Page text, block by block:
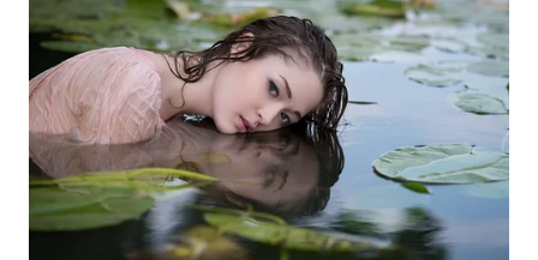
WN
MAJALENGKA
WN
SUBANG
WN